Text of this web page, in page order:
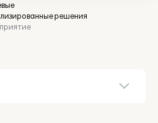
решения